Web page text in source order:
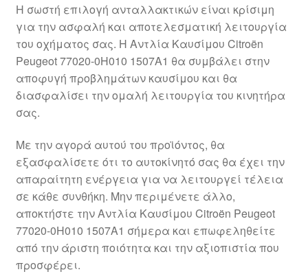
Παγκόσμια αποστολή
Παράπονα
πληρωμές
Πολιτική Απορρήτου
Σχετικά με εμάς
Η σωστή επιλογή ανταλλακτικών είναι κρίσιμη
για την ασφαλή και αποτελεσματική λειτουργία
του οχήματος σας. Η Αντλία Καυσίμου Citroën
Peugeot 77020-0H010 1507A1 θα συμβάλει στην
αποφυγή προβλημάτων καυσίμου και θα
διασφαλίσει την ομαλή λειτουργία του κινητήρα
σας.
Με την αγορά αυτού του προϊόντος, θα
εξασφαλίσετε ότι το αυτοκίνητό σας θα έχει την
απαραίτητη ενέργεια για να λειτουργεί τέλεια
σε κάθε συνθήκη. Μην περιμένετε άλλο,
αποκτήστε την Αντλία Καυσίμου Citroën Peugeot
77020-0H010 1507A1 σήμερα και επωφεληθείτε
από την άριστη ποιότητα και την αξιοπιστία που
προσφέρει.